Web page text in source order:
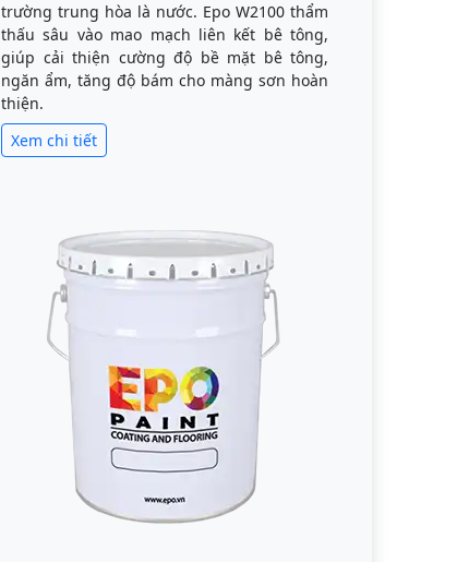
trường trung hòa là nước. Epo W2100 thẩm
thấu sâu vào mao mạch liên kết bê tông,
giúp cải thiện cường độ bề mặt bê tông,
ngăn ẩm, tăng độ bám cho màng sơn hoàn
thiện.
Xem chi tiết